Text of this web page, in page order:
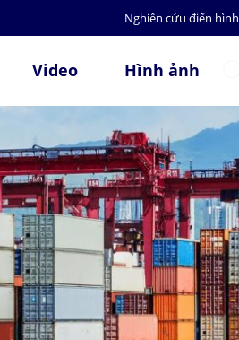
Nghiên cứu điển hình
Video Hình ảnh